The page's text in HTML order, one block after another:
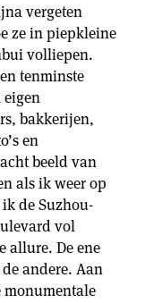
vergeten
ze in piepkleine
volliepen.
tenminste
bakkerijen,
en
beeld van
als ik weer op
de Suzhou-
vol
allure. De ene
andere. Aan
monumentale